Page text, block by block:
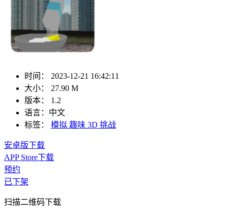
时间：
2023-12-21 16:42:11
大小：
27.90 M
版本：
1.2
语言： 中文
标签：
模拟 趣味 3D 挑战
安卓版下载
APP Store下载
预约
已下架
扫描二维码下载